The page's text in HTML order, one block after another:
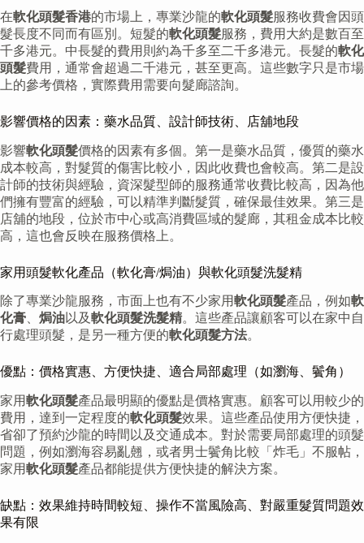
在軟化頭髮香港的市場上，專業沙龍的軟化頭髮服務收費會因頭
髮長度不同而有區別。短髮的軟化頭髮服務，費用大約是數百至
千多港元。中長髮的費用則約為千多至二千多港元。長髮的軟化
頭髮費用，通常會超過二千港元，甚至更高。這些數字只是市場
上的參考價格，實際費用需要向髮廊諮詢。
影響價格的因素：藥水品質、設計師技術、店舖地段
影響軟化頭髮價格的因素有多個。第一是藥水品質，優質的藥水
成本較高，對髮質的傷害比較小，因此收費也會較高。第二是設
計師的技術與經驗，資深髮型師的服務通常收費比較高，因為他
們擁有豐富的經驗，可以精準判斷髮質，確保最佳效果。第三是
店舖的地段，位於市中心或高消費區域的髮廊，其租金成本比較
高，這也會反映在服務價格上。
家用頭髮軟化產品（軟化膏/焗油）與軟化頭髮洗髮精
除了專業沙龍服務，市面上也有不少家用軟化頭髮產品，例如軟
化膏、 焗油以及軟化頭髮洗髮精。這些產品讓顧客可以在家中自
行處理頭髮，是另一種方便的軟化頭髮方法。
優點：價格實惠、方便快捷、適合局部處理（如瀏海、鬢角）
家用軟化頭髮產品最明顯的優點是價格實惠。顧客可以用較少的
費用，達到一定程度的軟化頭髮效果。這些產品使用方便快捷，
省卻了預約沙龍的時間以及交通成本。對於需要局部處理的頭髮
問題，例如瀏海容易亂翹，或者男士鬢角比較「炸毛」不服帖，
家用軟化頭髮產品都能提供方便快捷的解決方案。
缺點：效果維持時間較短、操作不當風險高、對嚴重髮質問題效
果有限